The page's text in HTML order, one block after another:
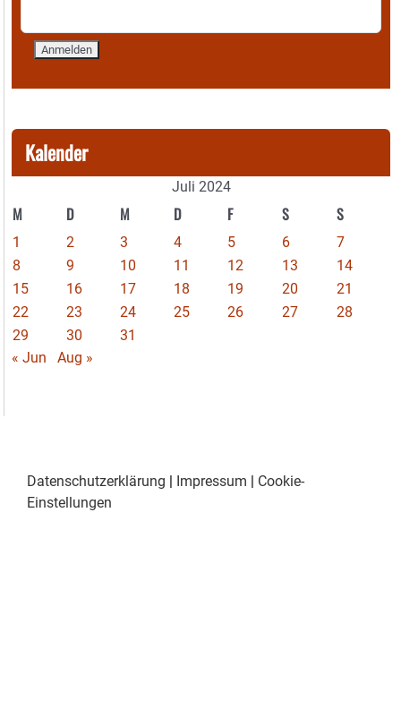
Kalender
Juli 2024
M D M D F S S
1 2 3 4 5 6
7
8
9 10 11 12 13
14
15
16 17 18 19 20
21
22
23 24 25 26 27
28
29
30
31
« Jun
Aug »
Datenschutzerklärung | Impressum | Cookie-
Einstellungen